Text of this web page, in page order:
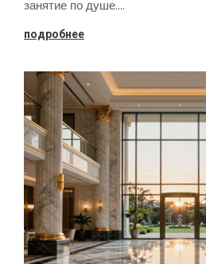
занятие по душе.…
подробнее